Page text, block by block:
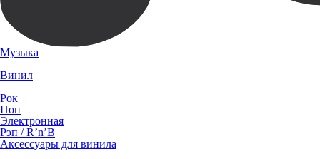
Музыка
Винил
Рок
Поп
Электронная
Рэп / R’n’B
Аксессуары для винила